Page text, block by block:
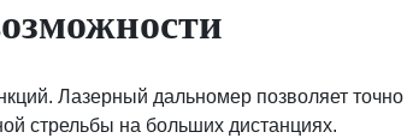
Лазерный дальномер позволяет точно
стрельбы на больших дистанциях.